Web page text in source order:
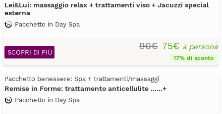
Lei&Lui: massaggio relax + trattamenti viso + Jacuzzi special
esterna
Pacchetto in Day Spa
90€ 75€ a persona
17% di sconto
SCOPRI DI PIÙ
Pacchetto benessere: Spa + trattamenti/massaggi
Remise in Forme: trattamento anticellulite ......+
Pacchetto in Day Spa